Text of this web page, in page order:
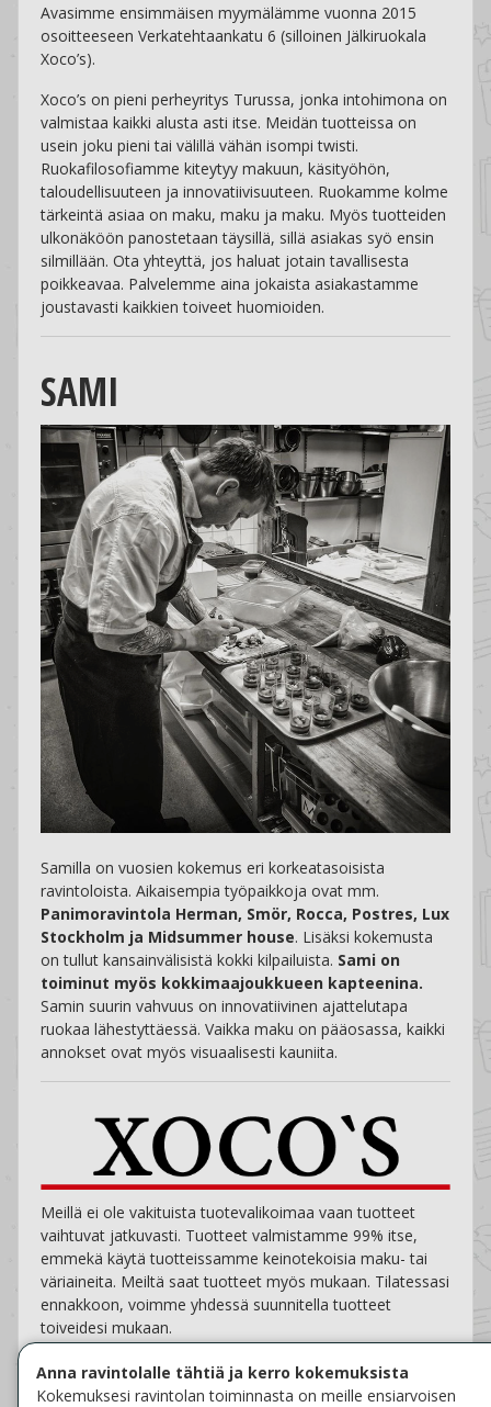
Avasimme ensimmäisen myymälämme vuonna 2015
osoitteeseen Verkatehtaankatu 6 (silloinen Jälkiruokala
Xoco’s).
Xoco’s on pieni perheyritys Turussa, jonka intohimona on
valmistaa kaikki alusta asti itse. Meidän tuotteissa on
usein joku pieni tai välillä vähän isompi twisti.
Ruokafilosofiamme kiteytyy makuun, käsityöhön,
taloudellisuuteen ja innovatiivisuuteen. Ruokamme kolme
tärkeintä asiaa on maku, maku ja maku. Myös tuotteiden
ulkonäköön panostetaan täysillä, sillä asiakas syö ensin
silmillään. Ota yhteyttä, jos haluat jotain tavallisesta
poikkeavaa. Palvelemme aina jokaista asiakastamme
joustavasti kaikkien toiveet huomioiden.
SAMI
Samilla on vuosien kokemus eri korkeatasoisista
ravintoloista. Aikaisempia työpaikkoja ovat mm.
Panimoravintola Herman, Smör, Rocca, Postres, Lux
Stockholm ja Midsummer house. Lisäksi kokemusta
on tullut kansainvälisistä kokki kilpailuista. Sami on
toiminut myös kokkimaajoukkueen kapteenina.
Samin suurin vahvuus on innovatiivinen ajattelutapa
ruokaa lähestyttäessä. Vaikka maku on pääosassa, kaikki
annokset ovat myös visuaalisesti kauniita.
Meillä ei ole vakituista tuotevalikoimaa vaan tuotteet
vaihtuvat jatkuvasti. Tuotteet valmistamme 99% itse,
emmekä käytä tuotteissamme keinotekoisia maku- tai
väriaineita. Meiltä saat tuotteet myös mukaan. Tilatessasi
ennakkoon, voimme yhdessä suunnitella tuotteet
toiveidesi mukaan.
Anna ravintolalle tähtiä ja kerro kokemuksista
Kokemuksesi ravintolan toiminnasta on meille ensiarvoisen